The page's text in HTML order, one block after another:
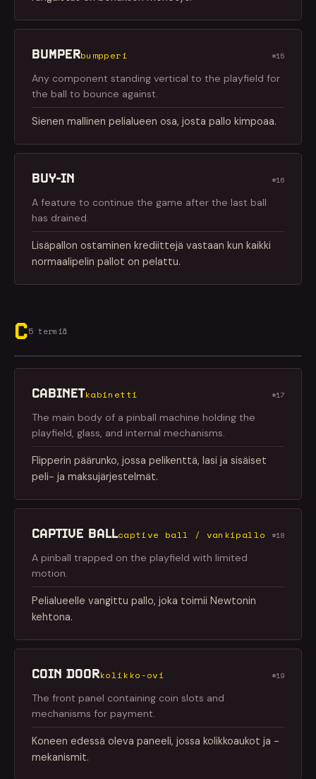
BUMPERbumpperi #15
Any component standing vertical to the playfield for
the ball to bounce against.
Sienen mallinen pelialueen osa, josta pallo kimpoaa.
BUY-IN #16
A feature to continue the game after the last ball
has drained.
Lisäpallon ostaminen krediittejä vastaan kun kaikki
normaalipelin pallot on pelattu.
C5 termiä
CABINETkabinetti #17
The main body of a pinball machine holding the
playfield, glass, and internal mechanisms.
Flipperin päärunko, jossa pelikenttä, lasi ja sisäiset
peli- ja maksujärjestelmät.
CAPTIVE BALLcaptive ball / vankipallo #18
A pinball trapped on the playfield with limited
motion.
Pelialueelle vangittu pallo, joka toimii Newtonin
kehtona.
COIN DOORkolikko-ovi #19
The front panel containing coin slots and
mechanisms for payment.
Koneen edessä oleva paneeli, jossa kolikkoaukot ja -
mekanismit.